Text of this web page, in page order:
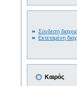
Σύνδεση
Εκτεταμένη
Καιρός